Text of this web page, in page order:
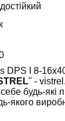
DPS I 8-
" -
будь-які
якого